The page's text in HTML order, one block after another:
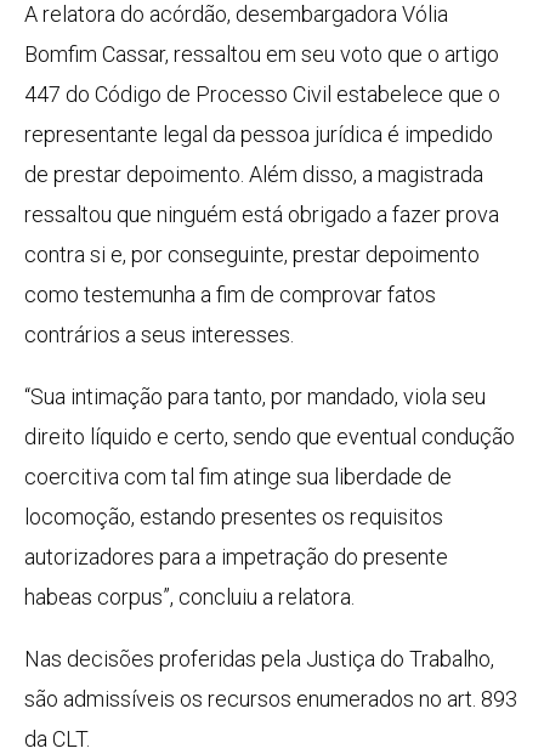
A relatora do acórdão, desembargadora Vólia
Bomfim Cassar, ressaltou em seu voto que o artigo
447 do Código de Processo Civil estabelece que o
representante legal da pessoa jurídica é impedido
de prestar depoimento. Além disso, a magistrada
ressaltou que ninguém está obrigado a fazer prova
contra si e, por conseguinte, prestar depoimento
como testemunha a fim de comprovar fatos
contrários a seus interesses.
“Sua intimação para tanto, por mandado, viola seu
direito líquido e certo, sendo que eventual condução
coercitiva com tal fim atinge sua liberdade de
locomoção, estando presentes os requisitos
autorizadores para a impetração do presente
habeas corpus”, concluiu a relatora.
Nas decisões proferidas pela Justiça do Trabalho,
são admissíveis os recursos enumerados no art. 893
da CLT.